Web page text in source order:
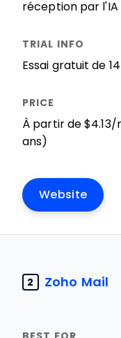
réception par l'IA
Essai gratuit de
À partir de
ans)
Website
2 Zoho Mail